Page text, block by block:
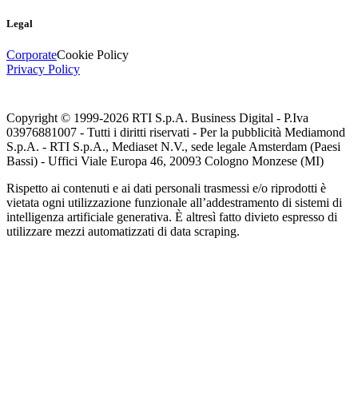
Legal
CorporateCookie Policy
Privacy Policy
Copyright © 1999-2026 RTI S.p.A. Business Digital - P.Iva
03976881007 - Tutti i diritti riservati - Per la pubblicità Mediamond
S.p.A. - RTI S.p.A., Mediaset N.V., sede legale Amsterdam (Paesi
Bassi) - Uffici Viale Europa 46, 20093 Cologno Monzese (MI)
Rispetto ai contenuti e ai dati personali trasmessi e/o riprodotti è
vietata ogni utilizzazione funzionale all’addestramento di sistemi di
intelligenza artificiale generativa. È altresì fatto divieto espresso di
utilizzare mezzi automatizzati di data scraping.